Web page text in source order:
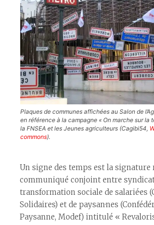
Plaques de communes affichées au Salon de
en référence à la campagne « On marche sur la
la FNSEA et les Jeunes agriculteurs (Cagibi54,
commons).
Un signe des temps est la signature
communiqué conjoint entre
transformation sociale de salarié·es
Solidaires) et de paysan·nes
Paysanne, Modef) intitulé «